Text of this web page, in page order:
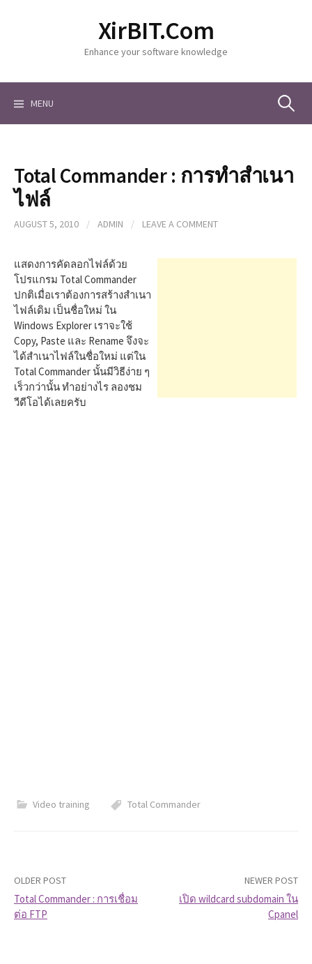
o
XirBIT.Com
Enhance your software knowledge
MENU S
a
o
Total Commander : การทำสำเนา
ไฟล์
AUGUST 5, 2010 / ADMIN / LEAVE A COMMENT
แสดงการคัดลอกไฟล์ด้วย
โปรแกรม Total Commander
ปกติเมื่อเราต้องการสร้างสำเนา
ไฟล์เดิม เป็นชื่อใหม่ ใน
Windows Explorer เราจะใช้
Copy, Paste และ Rename จึงจะ
ได้สำเนาไฟล์ในชื่อใหม่ แต่ใน
Total Commander นั้นมีวิธีง่าย ๆ
เร็วกว่านั้น ทำอย่างไร ลองชม
วีดีโอได้เลยครับ
Video training Total Commander
P
OLDER POST
Total Commander : การเชื่อม
ต่อ FTP
NEWER POST
เปิด wildcard subdomain ใน
Cpanel